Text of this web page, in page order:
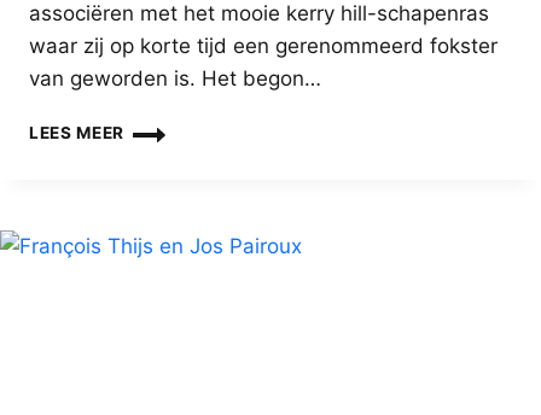
associëren met het mooie kerry hill-schapenras
waar zij op korte tijd een gerenommeerd fokster
van geworden is. Het begon…
LEES MEER DIANA